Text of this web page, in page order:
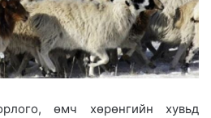
өмч хөрөнгийн хувьд